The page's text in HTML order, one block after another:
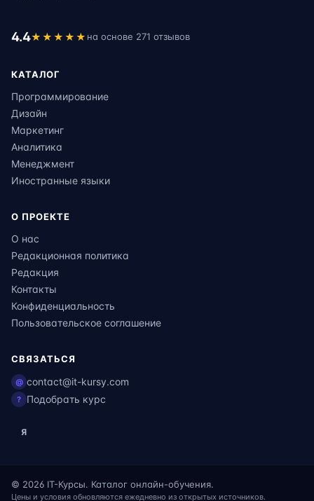
4.4★★★★★ на основе 271 отзывов
КАТАЛОГ
Программирование
Дизайн
Маркетинг
Аналитика
Менеджмент
Иностранные языки
О ПРОЕКТЕ
О нас
Редакционная политика
Редакция
Контакты
Конфиденциальность
Пользовательское соглашение
СВЯЗАТЬСЯ
@ contact@it-kursy.com
? Подобрать курс
Я
© 2026 IT-Курсы. Каталог онлайн-обучения.
Цены и условия обновляются ежедневно из открытых источников.